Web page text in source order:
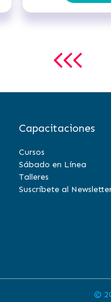
Capacitaciones
Cursos
Sábado en Línea
Talleres
Suscríbete al
©